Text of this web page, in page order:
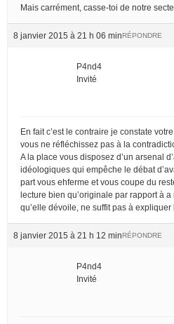
Mais carrément, casse-toi de notre
8 janvier 2015 à 21 h 06 minRÉPONDRE
P4nd4
Invité
En fait c’est le contraire je constate
vous ne réfléchissez pas à la
A la place vous disposez d’un arsenal
idéologiques qui empêche le débat
part vous ehferme et vous coupe du
lecture bien qu’originale par rapport à
qu’elle dévoile, ne suffit pas à expliquer
8 janvier 2015 à 21 h 12 minRÉPONDRE
P4nd4
Invité